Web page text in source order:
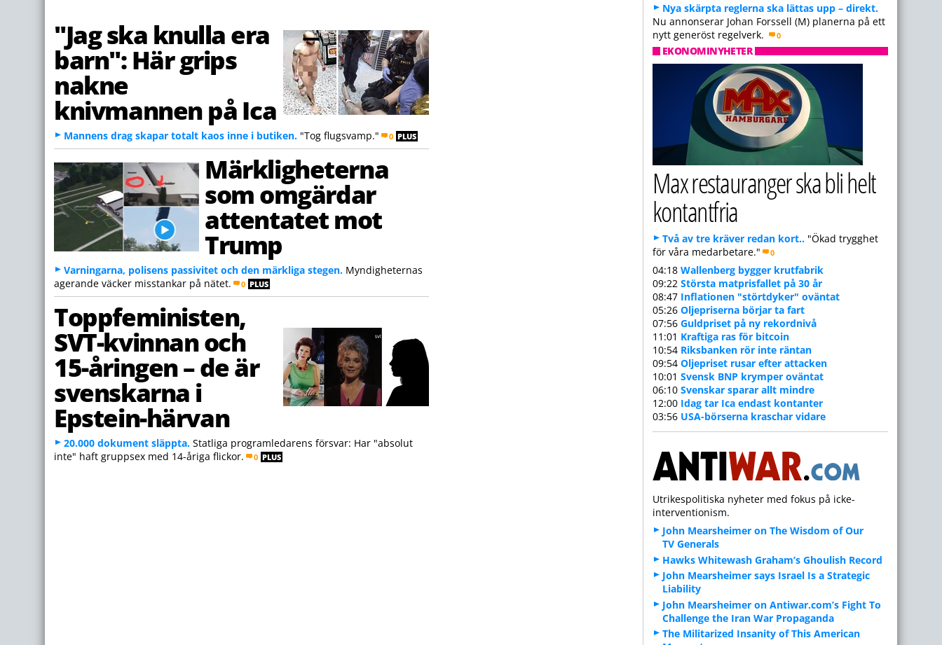
"Jag ska knulla era
barn": Här grips
nakne
knivmannen på Ica
Mannens drag skapar totalt kaos inne i butiken. "Tog flugsvamp." 0 PLUS
Märkligheterna
som omgärdar
attentatet mot
Trump
Varningarna, polisens passivitet och den märkliga stegen. Myndigheternas
agerande väcker misstankar på nätet.
0 PLUS
Toppfeministen,
SVT-kvinnan och
15-åringen – de är
svenskarna i
Epstein-härvan
20.000 dokument släppta. Statliga programledarens försvar: Har "absolut
inte" haft gruppsex med 14-åriga flickor.
0 PLUS
Nya skärpta reglerna ska lättas upp – direkt.
Nu annonserar Johan Forssell (M) planerna på ett
nytt generöst regelverk.
0
EKONOMINYHETER
Max restauranger ska bli helt
kontantfria
Två av tre kräver redan kort.. "Ökad trygghet
för våra medarbetare."
0
04:18 Wallenberg bygger krutfabrik
09:22 Största matprisfallet på 30 år
08:47 Inflationen "störtdyker" oväntat
05:26 Oljepriserna börjar ta fart
07:56 Guldpriset på ny rekordnivå
11:01 Kraftiga ras för bitcoin
10:54 Riksbanken rör inte räntan
09:54 Oljepriset rusar efter attacken
10:01 Svensk BNP krymper oväntat
06:10 Svenskar sparar allt mindre
12:00 Idag tar Ica endast kontanter
03:56 USA-börserna kraschar vidare
Utrikespolitiska nyheter med fokus på icke-
interventionism.
John Mearsheimer on The Wisdom of Our
TV Generals
Hawks Whitewash Graham’s Ghoulish Record
John Mearsheimer says Israel Is a Strategic
Liability
John Mearsheimer on Antiwar.com’s Fight To
Challenge the Iran War Propaganda
The Militarized Insanity of This American